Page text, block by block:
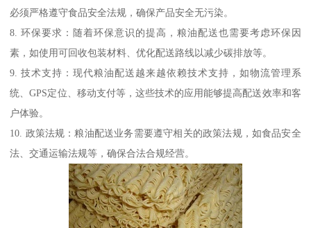
必须严格遵守食品安全法规，确保产品安全无污染。
8. 环保要求：随着环保意识的提高，粮油配送也需要考虑环保因
素，如使用可回收包装材料、优化配送路线以减少碳排放等。
9. 技术支持：现代粮油配送越来越依赖技术支持，如物流管理系
统、GPS定位、移动支付等，这些技术的应用能够提高配送效率和客
户体验。
10. 政策法规：粮油配送业务需要遵守相关的政策法规，如食品安全
法、交通运输法规等，确保合法合规经营。